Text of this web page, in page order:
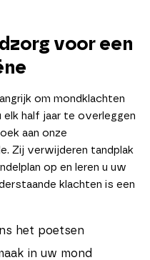
voor een
om mondklachten
half jaar te overleggen
aan onze
Zij verwijderen tandplak
op en leren u uw
klachten is een
het poetsen
in uw mond